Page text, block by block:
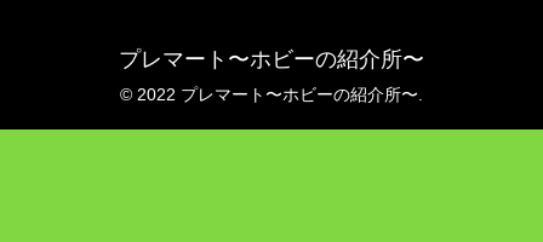
プレマート〜ホビーの紹介所〜
© 2022 プレマート〜ホビーの紹介所〜.